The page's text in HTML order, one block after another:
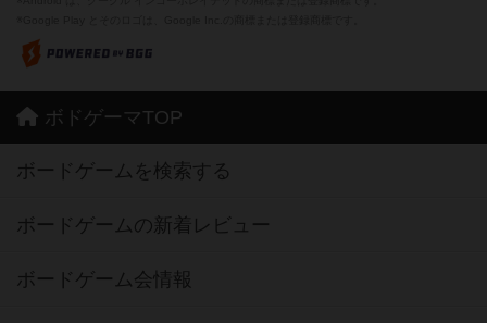
ボドゲーマTOP
ボードゲームを検索する
ボードゲームの新着レビュー
ボードゲーム会情報